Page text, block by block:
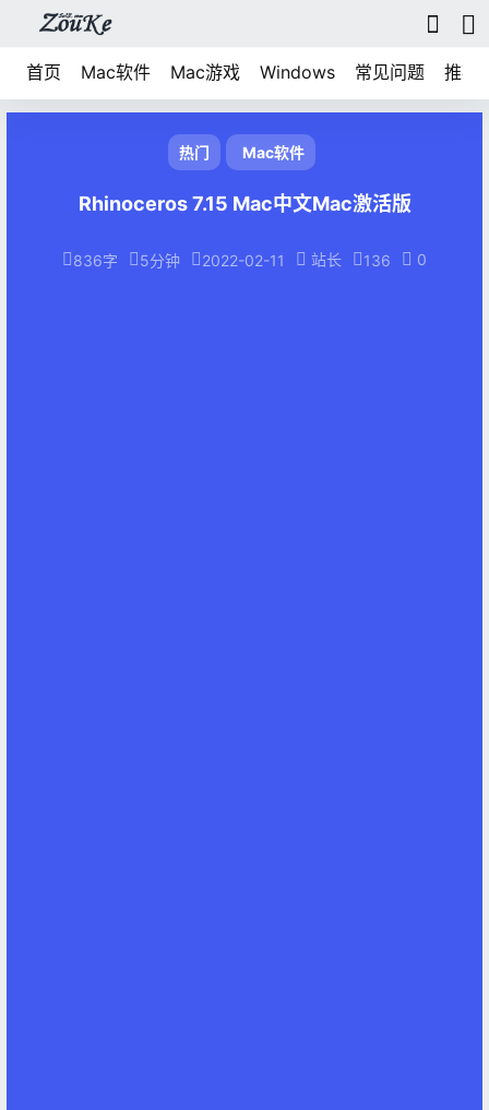
首页 Mac软件 Mac游戏 Windows 常见问题 推荐
热门 Mac软件
Rhinoceros 7.15 Mac中文Mac激活版
836字 5分钟 2022-02-11 站长 136 0